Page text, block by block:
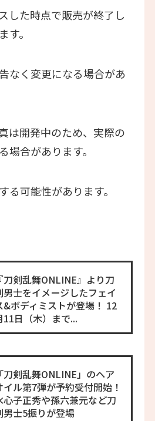
した時点で販売が終了し
す。
なく変更になる場合があ
は開発中のため、実際の
場合があります。
可能性があります。
『刀剣乱舞ONLINE』より刀
男士をイメージしたフェイ
&ボディミストが登場！ 12
11日（木）まで...
「刀剣乱舞ONLINE」のヘア
イル第7弾が予約受付開始！
心子正秀や孫六兼元など刀
男士5振りが登場